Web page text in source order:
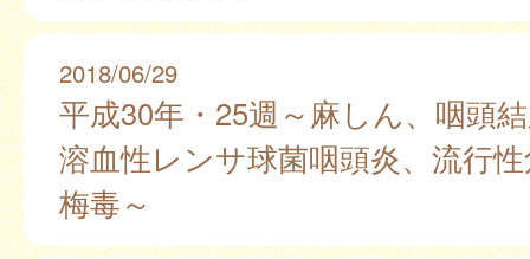
2018/06/29
平成30年・25週～麻しん、咽頭
溶血性レンサ球菌咽頭炎、流行
梅毒～